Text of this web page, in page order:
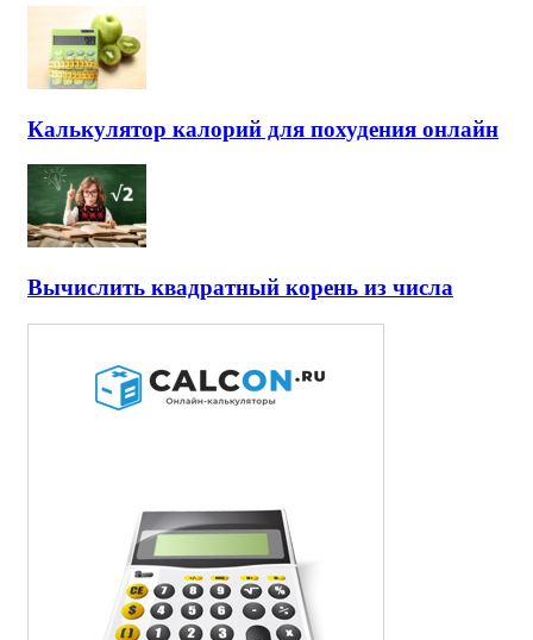
Калькулятор калорий для похудения онлайн
Вычислить квадратный корень из числа